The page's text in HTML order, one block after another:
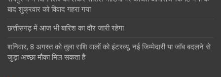
बाद शुक्रवार को विवाद गहरा गया
छत्तीसगढ़ में आज भी बारिश का दौर जारी रहेगा
शनिवार, 8 अगस्त को तुला राशि वालों को इंटरव्यू, नई जिम्मेदारी या जॉब बदलने से
जुड़ा अच्छा मौका मिल सकता है